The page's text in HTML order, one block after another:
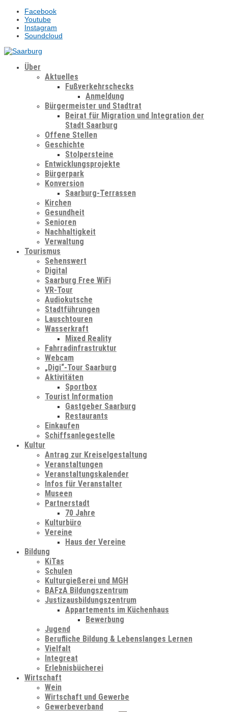
Facebook
Youtube
Instagram
Soundcloud
Über
Aktuelles
Fußverkehrschecks
Anmeldung
Bürgermeister und Stadtrat
Beirat für Migration und Integration der
Stadt Saarburg
Offene Stellen
Geschichte
Stolpersteine
Entwicklungsprojekte
Bürgerpark
Konversion
Saarburg-Terrassen
Kirchen
Gesundheit
Senioren
Nachhaltigkeit
Verwaltung
Tourismus
Sehenswert
Digital
Saarburg Free WiFi
VR-Tour
Audiokutsche
Stadtführungen
Lauschtouren
Wasserkraft
Mixed Reality
Fahrradinfrastruktur
Webcam
„Digi“-Tour Saarburg
Aktivitäten
Sportbox
Tourist Information
Gastgeber Saarburg
Restaurants
Einkaufen
Schiffsanlegestelle
Kultur
Antrag zur Kreiselgestaltung
Veranstaltungen
Veranstaltungskalender
Infos für Veranstalter
Museen
Partnerstadt
70 Jahre
Kulturbüro
Vereine
Haus der Vereine
Bildung
KiTas
Schulen
Kulturgießerei und MGH
BAFzA Bildungszentrum
Justizausbildungszentrum
Appartements im Küchenhaus
Bewerbung
Jugend
Berufliche Bildung & Lebenslanges Lernen
Vielfalt
Integreat
Erlebnisbücherei
Wirtschaft
Wein
Wirtschaft und Gewerbe
Gewerbeverband